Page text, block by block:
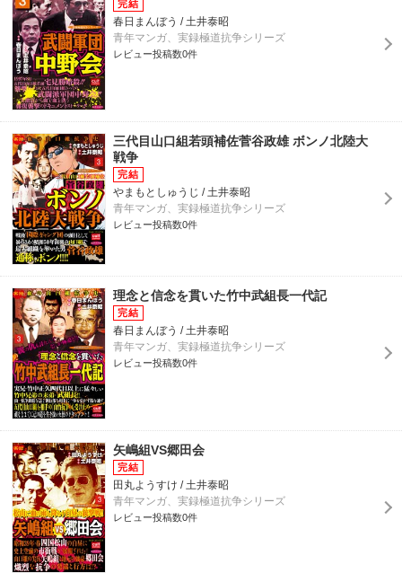
春日まんぼう / 土井泰昭
青年マンガ、実録極道抗争シリーズ
レビュー投稿数0件
三代目山口組若頭補佐菅谷政雄 ボンノ北陸大
戦争
やまもとしゅうじ / 土井泰昭
青年マンガ、実録極道抗争シリーズ
レビュー投稿数0件
理念と信念を貫いた竹中武組長一代記
春日まんぼう / 土井泰昭
青年マンガ、実録極道抗争シリーズ
レビュー投稿数0件
矢嶋組VS郷田会
田丸ようすけ / 土井泰昭
青年マンガ、実録極道抗争シリーズ
レビュー投稿数0件